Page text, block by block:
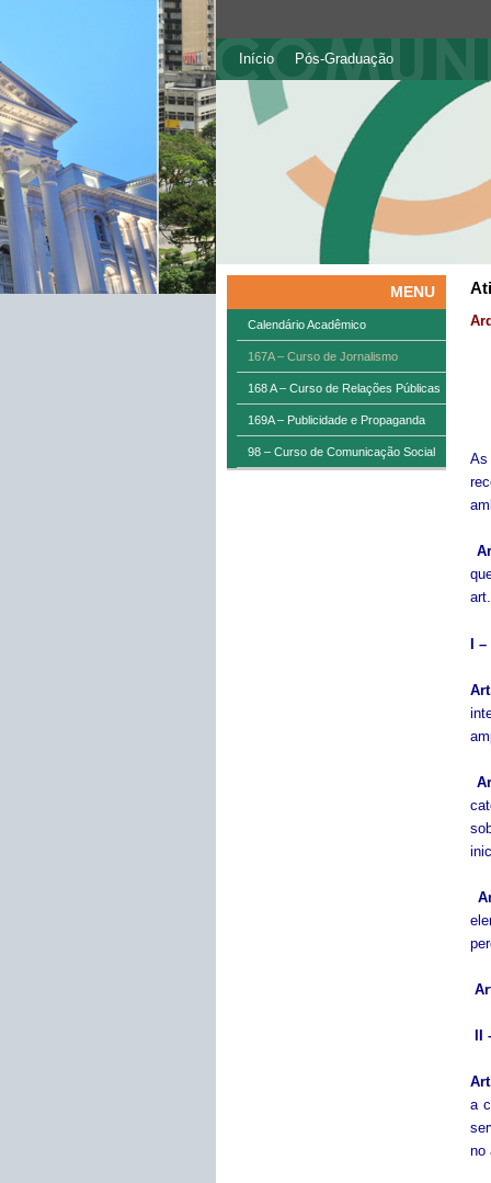
Início Pós-Graduação
MENU
Calendário Acadêmico
167A – Curso de Jornalismo
168 A – Curso de Relações Públicas
169A – Publicidade e Propaganda
98 – Curso de Comunicação Social
I –
a
no